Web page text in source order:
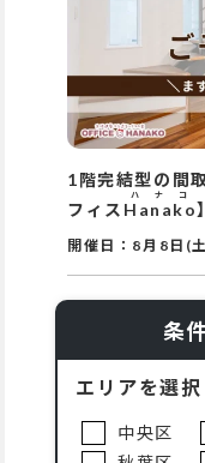
1階完結型の間
フィス Hanako
ハナコ
】
開催日： 8月8日(
条
エリアを選択
中央区